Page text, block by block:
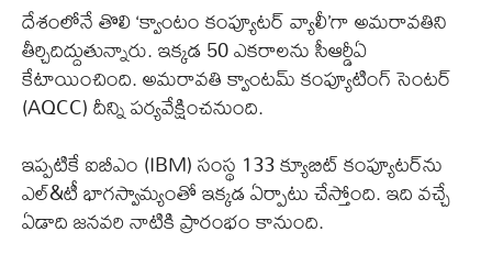
దేశంలోనే తొలి ‘క్వాంటం కంప్యూటర్ వ్యాలీ’గా అమరావతిని
తీర్చిదిద్దుతున్నారు. ఇక్కడ 50 ఎకరాలను సీఆర్డీఏ
కేటాయించింది. అమరావతి క్వాంటమ్ కంప్యూటింగ్ సెంటర్
(AQCC) దీన్ని పర్యవేక్షించనుంది.
ఇప్పటికే ఐబీఎం (IBM) సంస్థ 133 క్యూబిట్ కంప్యూటర్‌ను
ఎల్&టీ భాగస్వామ్యంతో ఇక్కడ ఏర్పాటు చేస్తోంది. ఇది వచ్చే
ఏడాది జనవరి నాటికి ప్రారంభం కానుంది.